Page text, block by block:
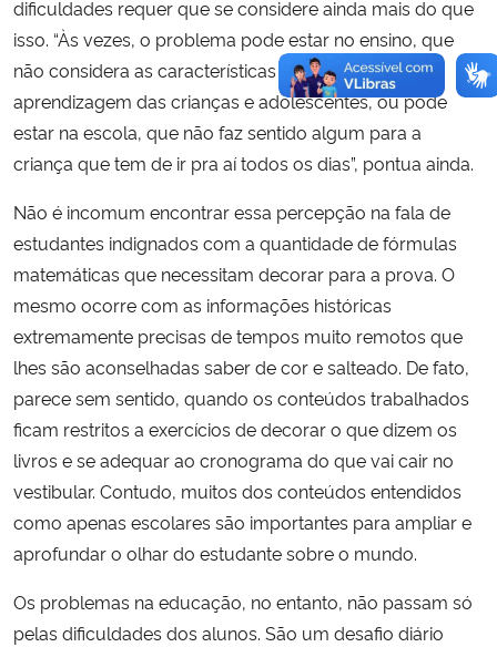
dificuldades requer que se considere ainda mais do que
isso. “Às vezes, o problema pode estar no ensino, que
não considera as características e tempos de
aprendizagem das crianças e adolescentes, ou pode
estar na escola, que não faz sentido algum para a
criança que tem de ir pra aí todos os dias”, pontua ainda.
Não é incomum encontrar essa percepção na fala de
estudantes indignados com a quantidade de fórmulas
matemáticas que necessitam decorar para a prova. O
mesmo ocorre com as informações históricas
extremamente precisas de tempos muito remotos que
lhes são aconselhadas saber de cor e salteado. De fato,
parece sem sentido, quando os conteúdos trabalhados
ficam restritos a exercícios de decorar o que dizem os
livros e se adequar ao cronograma do que vai cair no
vestibular. Contudo, muitos dos conteúdos entendidos
como apenas escolares são importantes para ampliar e
aprofundar o olhar do estudante sobre o mundo.
Os problemas na educação, no entanto, não passam só
pelas dificuldades dos alunos. São um desafio diário